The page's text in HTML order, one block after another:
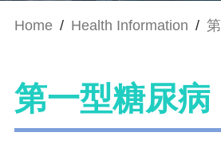
Home / Health Information /
第一型糖尿病